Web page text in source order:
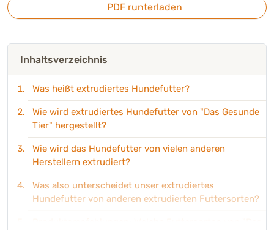
PDF runterladen
Inhaltsverzeichnis
Was heißt extrudiertes Hundefutter?
Wie wird extrudiertes Hundefutter von "Das Gesunde
Tier" hergestellt?
Wie wird das Hundefutter von vielen anderen
Herstellern extrudiert?
Was also unterscheidet unser extrudiertes
Hundefutter von anderen extrudierten Futtersorten?